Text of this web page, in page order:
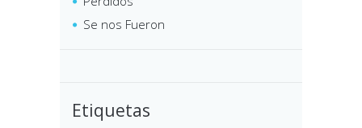
Se nos Fueron
Etiquetas